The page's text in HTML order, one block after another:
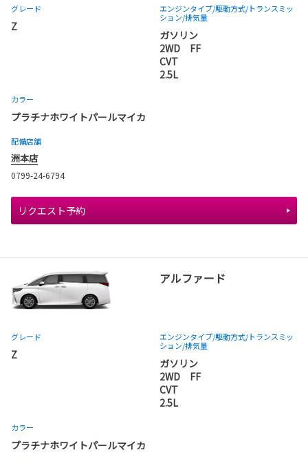
グレード
Z
エンジンタイプ/駆動方式/トランスミッ
ション/排気量
ガソリン
2WD FF
CVT
2.5L
カラー
プラチナホワイトパールマイカ
配備店舗
洲本店
0799-24-6794
リクエスト予約
アルファード
グレード
Z
エンジンタイプ/駆動方式/トランスミッ
ション/排気量
ガソリン
2WD FF
CVT
2.5L
カラー
プラチナホワイトパールマイカ